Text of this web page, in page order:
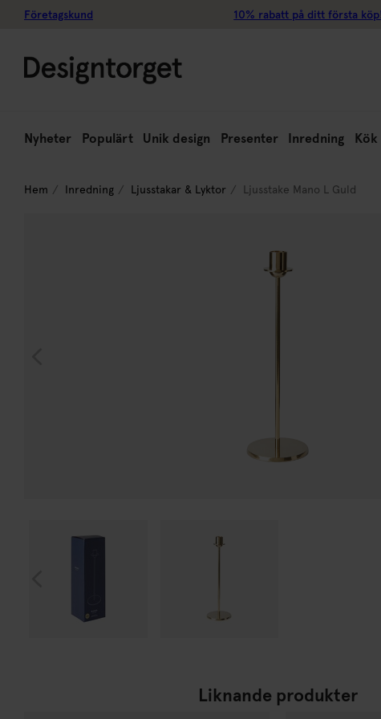
Företagskund 10% rabatt på ditt första
Nyheter Populärt Unik design Presenter Inredning Kök
Hem Inredning Ljusstakar & Lyktor Ljusstake Mano L Guld
Liknande produkter